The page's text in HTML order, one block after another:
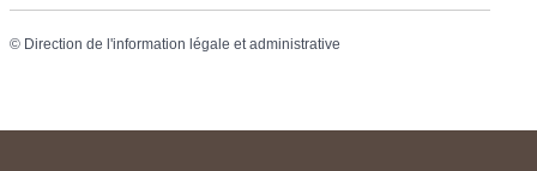
© Direction de l'information légale et administrative